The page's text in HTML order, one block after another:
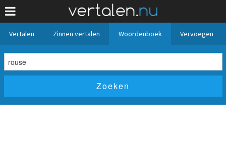
Vertalen Zinnen vertalen Woordenboek Vervoegen